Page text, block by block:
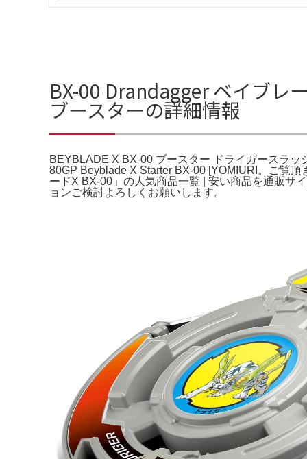
BX-00 Drandagger ベイブレ
ブースターの詳細情報
BEYBLADE X BX-00 ブースター ドライガースラ
80GP Beyblade X Starter BX-00 [YOMIURI。ご覧
ードX BX-00」の人気商品一覧 | 安い商品を通販サ
ョンご検討よろしくお願いします。